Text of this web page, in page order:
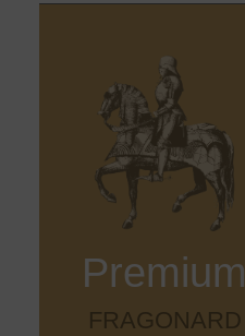
Premium
FRAGONARD